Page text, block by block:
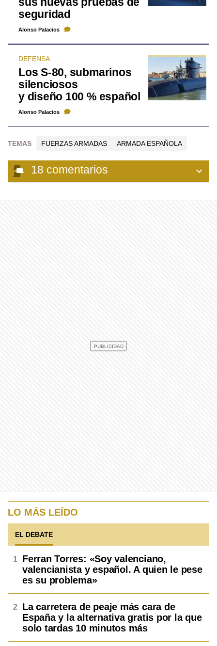
seguridad
Alonso Palacios
DEFENSA
Los S-80, submarinos
silenciosos
y diseño 100 % español
Alonso Palacios
TEMAS FUERZAS ARMADAS ARMADA ESPAÑOLA
18 comentarios
LO MÁS LEÍDO
EL DEBATE
Ferran Torres: «Soy valenciano,
valencianista y español. A quien le pese
es su problema»
La carretera de peaje más cara de
España y la alternativa gratis por la que
solo tardas 10 minutos más